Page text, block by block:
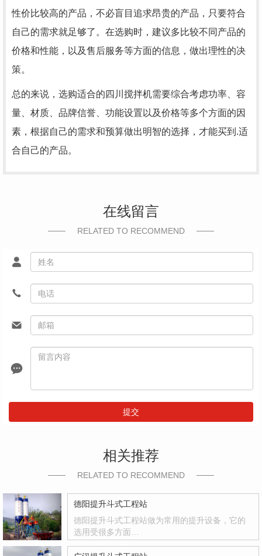
性价比较高的产品，不必盲目追求昂贵的产品，只要符合
自己的需求就足够了。在选购时，建议多比较不同产品的
价格和性能，以及售后服务等方面的信息，做出理性的决
策。
总的来说，选购适合的四川搅拌机需要综合考虑功率、容
量、材质、品牌信誉、功能设置以及价格等多个方面的因
素，根据自己的需求和预算做出明智的选择，才能买到.适
合自己的产品。
在线留言
RELATED TO RECOMMEND
提交
相关推荐
RELATED TO RECOMMEND
德阳提升斗式工程站
德阳提升斗式工程站做为常用的提升设备，它的
选用受很多方面…